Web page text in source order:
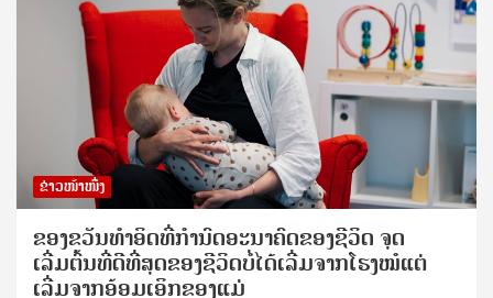
ຂ່າວໜ້າໜຶ່ງ
ຂອງຂວັນທໍາອິດທີ່ກໍານົດອະນາຄົດຂອງຊີວິດ ຈຸດ
ເລີ່ມຕົ້ນທີ່ດີທີ່ສຸດຂອງຊີວິດບໍ່ໄດ້ເລີ່ມຈາກໂຮງໝໍແຕ່
ເລີ່ມຈາກອ້ອມເອິກຂອງແມ່